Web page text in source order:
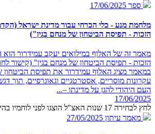
ספר 17/06/2025
מלחמת מנע - כלי הכרחי עבור מדינת ישראל
הזכות - תפיסת הביטחון של מנחם בגין")
מאמר זה של האלוף במילואים יעקב עמידרור
הזכות - תפיסת הביטחון של מנחם בגין" (קישור
במאמר מציג האלוף עמידרור את תפיסת הביטחון
עקרונות מוסריים, אסטרטגיים וגאוגרפיים, תוך
העם היהודי להגן על מדינתו –...
17/06/2025
לחץ לבחירה 17 שנות האצ"ל הוצגו לפני לוחמיו בהיכל התרבות
מאמר עיתון 27/05/2025